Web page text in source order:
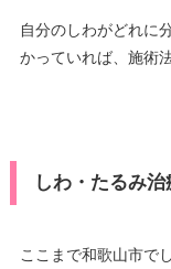
自分のしわがどれに
かっていれば、施術
しわ・たるみ
ここまで和歌山市で